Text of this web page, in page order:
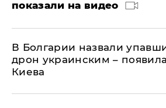
показали на видео
В Болгарии назвали
дрон украинским –
Киева